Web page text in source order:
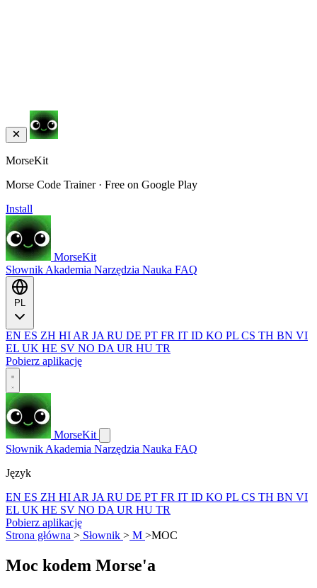
MorseKit
Morse Code Trainer · Free on Google Play
Install
MorseKit
Słownik Akademia Narzędzia Nauka FAQ
EN ES ZH HI AR JA RU DE PT FR IT ID KO PL CS TH BN VI
EL UK HE SV NO DA UR HU TR
Pobierz aplikację
MorseKit
Słownik Akademia Narzędzia Nauka FAQ
Język
EN ES ZH HI AR JA RU DE PT FR IT ID KO PL CS TH BN VI
EL UK HE SV NO DA UR HU TR
Pobierz aplikację
Strona główna > Słownik > M >MOC
Moc kodem Morse'a